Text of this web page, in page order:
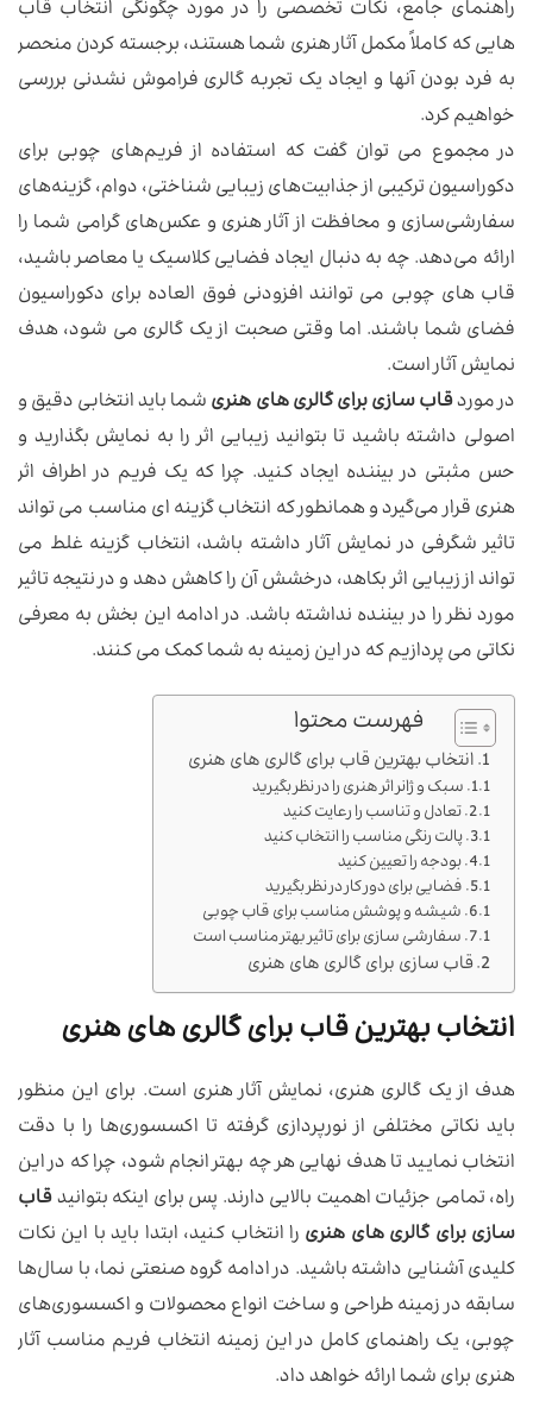
راهنمای جامع، نکات تخصصی را در مورد چگونگی انتخاب قاب
هایی که کاملاً مکمل آثار هنری شما هستند، برجسته کردن منحصر
به فرد بودن آنها و ایجاد یک تجربه گالری فراموش نشدنی بررسی
خواهیم کرد.
در مجموع می توان گفت که استفاده از فریم‌های چوبی برای
دکوراسیون ترکیبی از جذابیت‌های زیبایی شناختی، دوام، گزینه‌های
سفارشی‌سازی و محافظت از آثار هنری و عکس‌های گرامی شما را
ارائه می‌دهد. چه به دنبال ایجاد فضایی کلاسیک یا معاصر باشید،
قاب های چوبی می توانند افزودنی فوق العاده برای دکوراسیون
فضای شما باشند. اما وقتی صحبت از یک گالری می شود، هدف
نمایش آثار است.
در موردقاب سازی برای گالری های هنریشما باید انتخابی دقیق و
اصولی داشته باشید تا بتوانید زیبایی اثر را به نمایش بگذارید و
حس مثبتی در بیننده ایجاد کنید. چرا که یک فریم در اطراف اثر
هنری قرار می‌گیرد و همانطور که انتخاب گزینه‌ ای مناسب می تواند
تاثیر شگرفی در نمایش آثار داشته باشد، انتخاب گزینه غلط می
تواند از زیبایی اثر بکاهد، درخشش آن را کاهش دهد و در نتیجه تاثیر
مورد نظر را در بیننده نداشته باشد. در ادامه این بخش به معرفی
نکاتی می پردازیم که در این زمینه به شما کمک می کنند.
فهرست محتوا
انتخاب بهترین قاب برای گالری های هنری
سبک و ژانر اثر هنری را در نظر بگیرید
تعادل و تناسب را رعایت کنید
پالت رنگی مناسب را انتخاب کنید
بودجه را تعیین کنید
فضایی برای دور کار در نظر بگیرید
شیشه و پوشش مناسب برای قاب چوبی
سفارشی سازی برای تاثیر بهتر مناسب است
قاب سازی برای گالری های هنری
انتخاب بهترین قاب برای گالری های هنری
هدف از یک گالری هنری، نمایش آثار هنری است. برای این منظور
باید نکاتی مختلفی از نورپردازی گرفته تا اکسسوری‌ها را با دقت
انتخاب نمایید تا هدف نهایی هر چه بهتر انجام شود، چرا که در این
راه، تمامی جزئیات اهمیت بالایی دارند. پس برای اینکه بتوانیدقاب
سازی برای گالری های هنری را انتخاب کنید، ابتدا باید با این نکات
کلیدی آشنایی داشته باشید. در ادامه گروه صنعتی نما، با سال‌ها
سابقه در زمینه طراحی و ساخت انواع محصولات و اکسسوری‌های
چوبی، یک راهنمای کامل در این زمینه انتخاب فریم مناسب آثار
هنری برای شما ارائه خواهد داد.